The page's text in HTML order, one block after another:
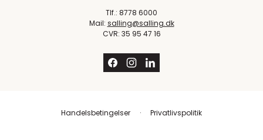
Tlf.: 8778 6000
Mail: salling@salling.dk
CVR: 35 95 47 16
Handelsbetingelser Privatlivspolitik